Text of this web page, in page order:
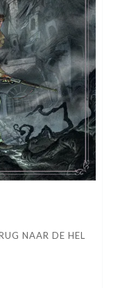
NAAR DE HEL